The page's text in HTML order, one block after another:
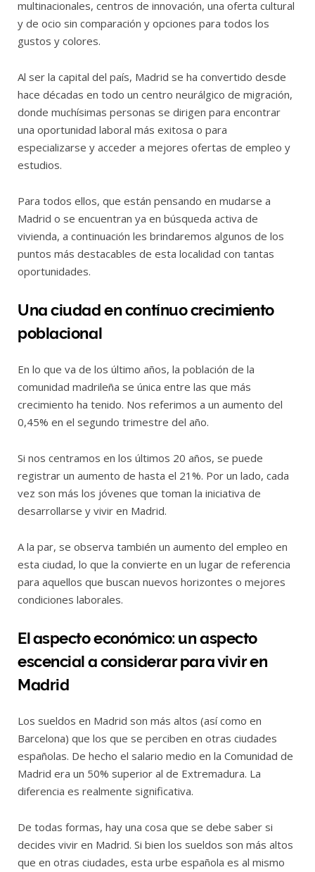
multinacionales, centros de innovación, una oferta cultural
y de ocio sin comparación y opciones para todos los
gustos y colores.
Al ser la capital del país, Madrid se ha convertido desde
hace décadas en todo un centro neurálgico de migración,
donde muchísimas personas se dirigen para encontrar
una oportunidad laboral más exitosa o para
especializarse y acceder a mejores ofertas de empleo y
estudios.
Para todos ellos, que están pensando en mudarse a
Madrid o se encuentran ya en búsqueda activa de
vivienda, a continuación les brindaremos algunos de los
puntos más destacables de esta localidad con tantas
oportunidades.
Una ciudad en contínuo crecimiento
poblacional
En lo que va de los último años, la población de la
comunidad madrileña se única entre las que más
crecimiento ha tenido. Nos referimos a un aumento del
0,45% en el segundo trimestre del año.
Si nos centramos en los últimos 20 años, se puede
registrar un aumento de hasta el 21%. Por un lado, cada
vez son más los jóvenes que toman la iniciativa de
desarrollarse y vivir en Madrid.
A la par, se observa también un aumento del empleo en
esta ciudad, lo que la convierte en un lugar de referencia
para aquellos que buscan nuevos horizontes o mejores
condiciones laborales.
El aspecto económico: un aspecto
escencial a considerar para vivir en
Madrid
Los sueldos en Madrid son más altos (así como en
Barcelona) que los que se perciben en otras ciudades
españolas. De hecho el salario medio en la Comunidad de
Madrid era un 50% superior al de Extremadura. La
diferencia es realmente significativa.
De todas formas, hay una cosa que se debe saber si
decides vivir en Madrid. Si bien los sueldos son más altos
que en otras ciudades, esta urbe española es al mismo